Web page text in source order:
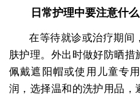
日常护理中要注意什么
在等待就诊或治疗期间
肤护理。外出时做好防晒措
佩戴遮阳帽或使用儿童专
润，选择温和的洗护用品，